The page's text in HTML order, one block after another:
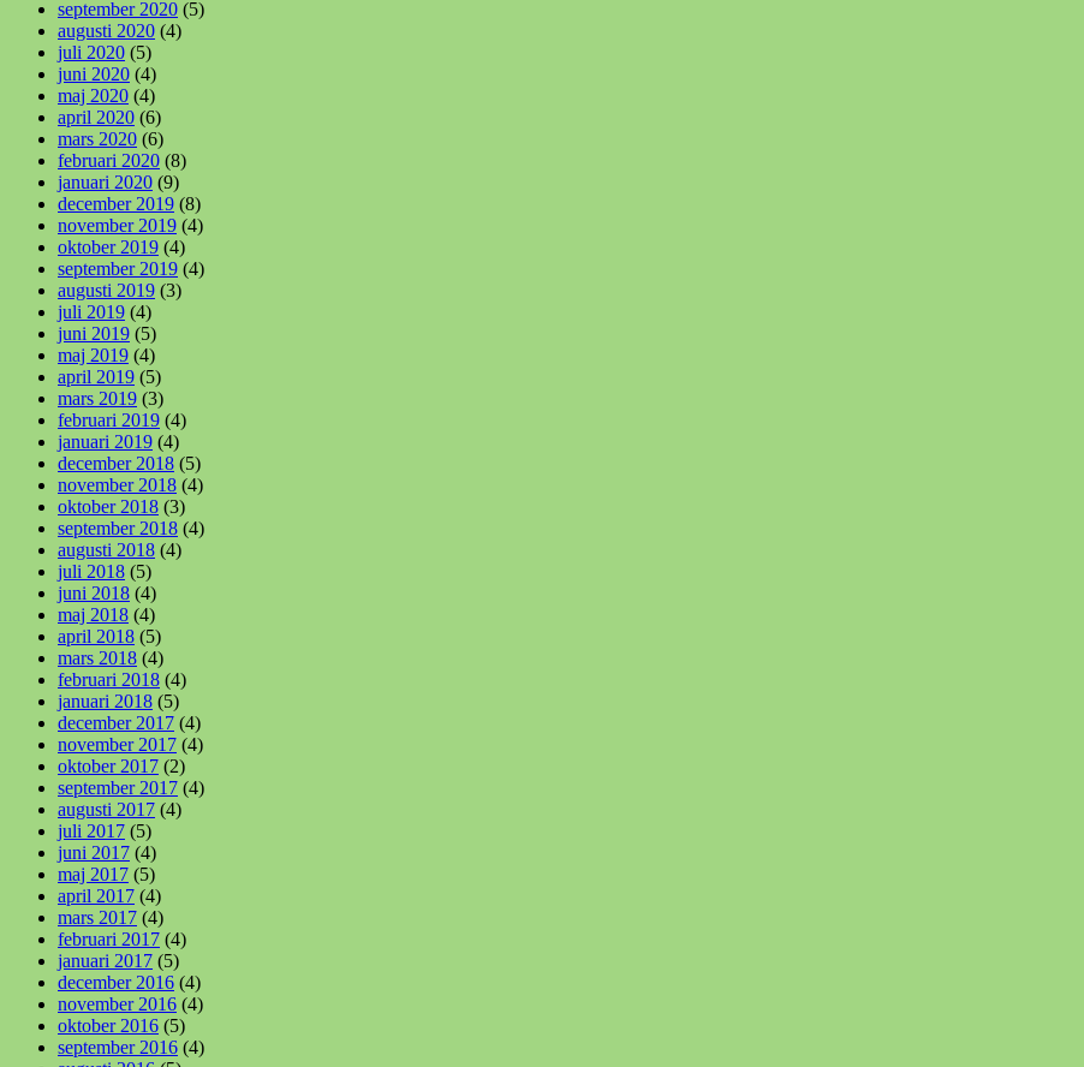
september 2020 (5)
augusti 2020 (4)
juli 2020 (5)
juni 2020 (4)
maj 2020 (4)
april 2020 (6)
mars 2020 (6)
februari 2020 (8)
januari 2020 (9)
december 2019 (8)
november 2019 (4)
oktober 2019 (4)
september 2019 (4)
augusti 2019 (3)
juli 2019 (4)
juni 2019 (5)
maj 2019 (4)
april 2019 (5)
mars 2019 (3)
februari 2019 (4)
januari 2019 (4)
december 2018 (5)
november 2018 (4)
oktober 2018 (3)
september 2018 (4)
augusti 2018 (4)
juli 2018 (5)
juni 2018 (4)
maj 2018 (4)
april 2018 (5)
mars 2018 (4)
februari 2018 (4)
januari 2018 (5)
december 2017 (4)
november 2017 (4)
oktober 2017 (2)
september 2017 (4)
augusti 2017 (4)
juli 2017 (5)
juni 2017 (4)
maj 2017 (5)
april 2017 (4)
mars 2017 (4)
februari 2017 (4)
januari 2017 (5)
december 2016 (4)
november 2016 (4)
oktober 2016 (5)
september 2016 (4)